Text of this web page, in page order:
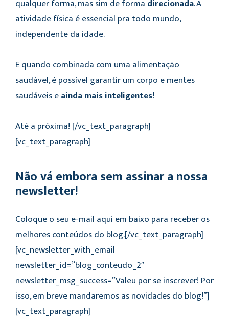
qualquer forma, mas sim de forma direcionada. A
atividade física é essencial pra todo mundo,
independente da idade.
E quando combinada com uma alimentação
saudável, é possível garantir um corpo e mentes
saudáveis eainda mais inteligentes!
Até a próxima! [/vc_text_paragraph]
[vc_text_paragraph]
Não vá embora sem assinar a nossa
newsletter!
Coloque o seu e-mail aqui em baixo para receber os
melhores conteúdos do blog.[/vc_text_paragraph]
[vc_newsletter_with_email
newsletter_id=”blog_conteudo_2″
newsletter_msg_success=”Valeu por se inscrever! Por
isso, em breve mandaremos as novidades do blog!”]
[vc_text_paragraph]